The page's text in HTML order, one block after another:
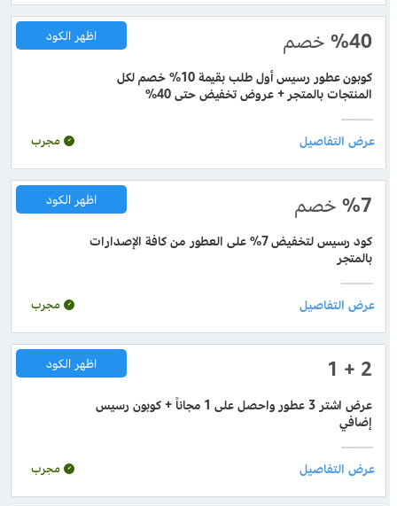
%40 خصم
كوبون عطور رسيس أول طلب بقيمة 10% خصم لكل
المنتجات بالمتجر + عروض تخفيض حتى 40%
اظهر الكود
مجرب
%7 خصم
كود رسيس لتخفيض 7% على العطور من كافة الإصدارات
بالمتجر
اظهر الكود
مجرب
2 + 1
عرض اشتر 3 عطور واحصل على 1 مجاناً + كوبون رسيس
إضافي
اظهر الكود
مجرب